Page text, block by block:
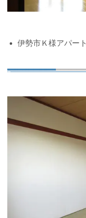
伊勢市Ｋ様アパート